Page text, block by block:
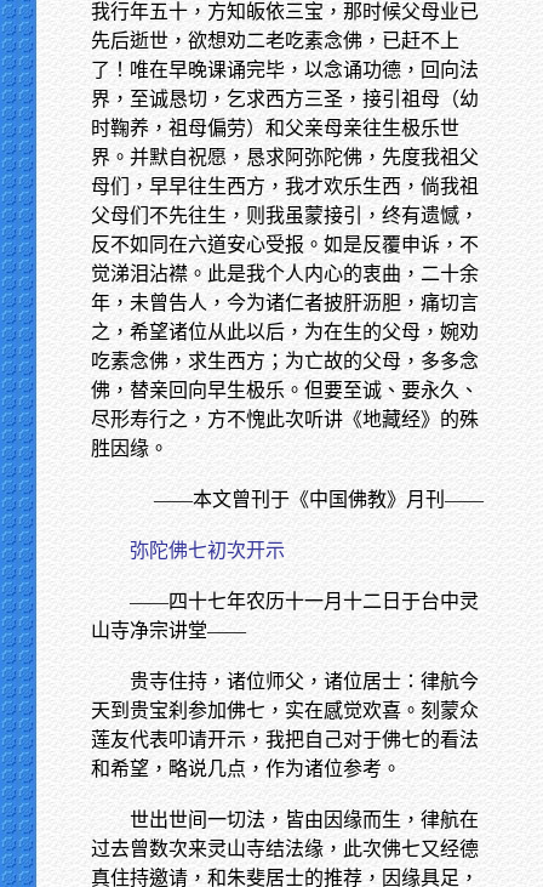
我行年五十，方知皈依三宝，那时候父母业已
先后逝世，欲想劝二老吃素念佛，已赶不上
了！唯在早晚课诵完毕，以念诵功德，回向法
界，至诚恳切，乞求西方三圣，接引祖母（幼
时鞠养，祖母偏劳）和父亲母亲往生极乐世
界。并默自祝愿，恳求阿弥陀佛，先度我祖父
母们，早早往生西方，我才欢乐生西，倘我祖
父母们不先往生，则我虽蒙接引，终有遗憾，
反不如同在六道安心受报。如是反覆申诉，不
觉涕泪沾襟。此是我个人内心的衷曲，二十余
年，未曾告人，今为诸仁者披肝沥胆，痛切言
之，希望诸位从此以后，为在生的父母，婉劝
吃素念佛，求生西方；为亡故的父母，多多念
佛，替亲回向早生极乐。但要至诚、要永久、
尽形寿行之，方不愧此次听讲《地藏经》的殊
胜因缘。
——本文曾刊于《中国佛教》月刊——
弥陀佛七初次开示
——四十七年农历十一月十二日于台中灵
山寺净宗讲堂——
贵寺住持，诸位师父，诸位居士：律航今
天到贵宝刹参加佛七，实在感觉欢喜。刻蒙众
莲友代表叩请开示，我把自己对于佛七的看法
和希望，略说几点，作为诸位参考。
世出世间一切法，皆由因缘而生，律航在
过去曾数次来灵山寺结法缘，此次佛七又经德
真住持邀请，和朱斐居士的推荐，因缘具足，